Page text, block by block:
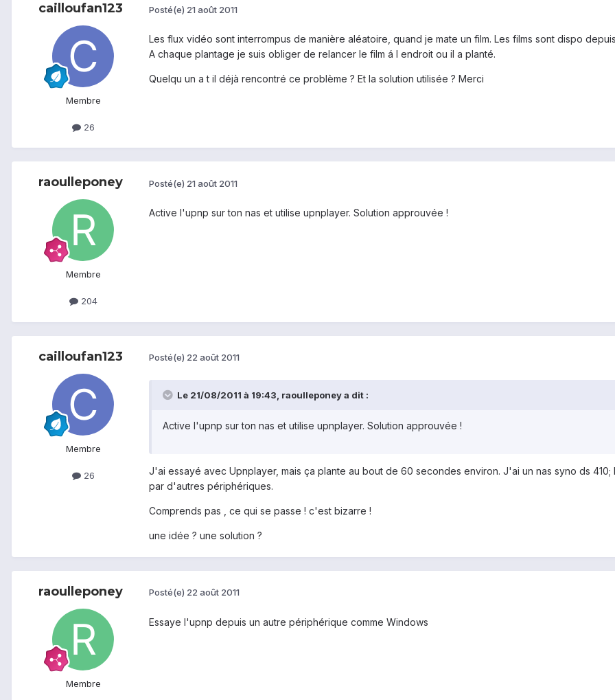
cailloufan123
Membre
26
Posté(e) 21 août 2011
Les flux vidéo sont interrompus de manière aléatoire, quand je mate un film. Les films sont dispo
A chaque plantage je suis obliger de relancer le film á l endroit ou il a planté.
Quelqu un a t il déjà rencontré ce problème ? Et la solution utilisée ? Merci
raoulleponey
Membre
204
Posté(e) 21 août 2011
Active l'upnp sur ton nas et utilise upnplayer. Solution approuvée !
cailloufan123
Membre
26
Posté(e) 22 août 2011
Le 21/08/2011 à 19:43, raoulleponey a dit :
Active l'upnp sur ton nas et utilise upnplayer. Solution approuvée !
J'ai essayé avec Upnplayer, mais ça plante au bout de 60 secondes environ. J'ai un nas syno ds
par d'autres périphériques.
Comprends pas , ce qui se passe ! c'est bizarre !
une idée ? une solution ?
raoulleponey
Membre
Posté(e) 22 août 2011
Essaye l'upnp depuis un autre périphérique comme Windows